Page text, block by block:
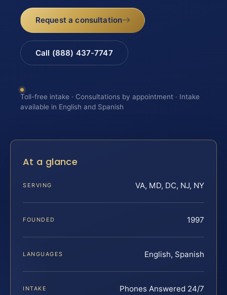
Request a consultation
Call (888) 437-7747
Toll-free intake · Consultations by appointment · Intake
available in English and Spanish
At a glance
SERVING VA, MD, DC, NJ, NY
FOUNDED 1997
LANGUAGES English, Spanish
INTAKE Phones Answered 24/7